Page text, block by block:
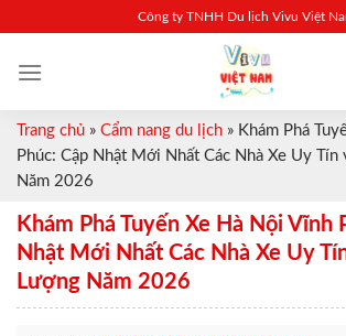
content
Công ty TNHH Du lịch Vivu Việt
Trang chủ » Cẩm nang du lịch » Khám Phá
Phúc: Cập Nhật Mới Nhất Các Nhà Xe Uy Tín
Năm 2026
Khám Phá Tuyến Xe Hà Nội Vĩnh
Nhật Mới Nhất Các Nhà Xe Uy
Lượng Năm 2026